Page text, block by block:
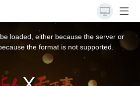
loaded, either because the server or
the format is not supported.